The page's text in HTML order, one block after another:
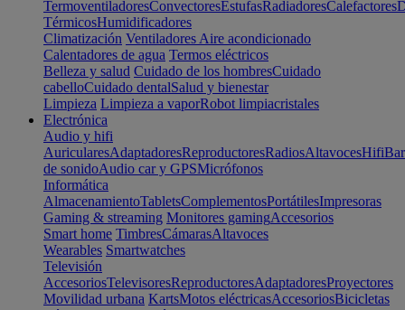
TermoventiladoresConvectoresEstufasRadiadoresCalefactores
TérmicosHumidificadores
Climatización Ventiladores Aire acondicionado
Calentadores de agua Termos eléctricos
Belleza y salud Cuidado de los hombresCuidado
cabelloCuidado dentalSalud y bienestar
Limpieza Limpieza a vaporRobot limpiacristales
Electrónica
Audio y hifi
AuricularesAdaptadoresReproductoresRadiosAltavocesHifi
de sonidoAudio car y GPSMicrófonos
Informática
AlmacenamientoTabletsComplementosPortátilesImpresoras
Gaming & streaming Monitores gamingAccesorios
Smart home TimbresCámarasAltavoces
Wearables Smartwatches
Televisión
AccesoriosTelevisoresReproductoresAdaptadoresProyectores
Movilidad urbana KartsMotos eléctricasAccesoriosBicicletas